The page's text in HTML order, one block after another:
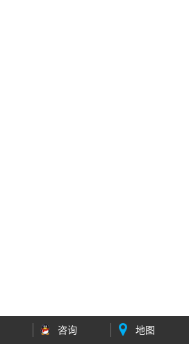
咨询 地图